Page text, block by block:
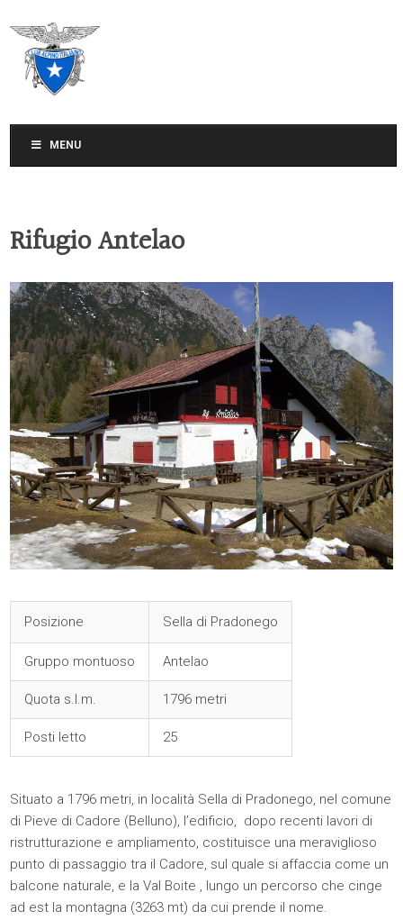
MENU
Rifugio Antelao
Posizione Sella di Pradonego
Gruppo montuoso Antelao
Quota s.l.m. 1796 metri
Posti letto 25
Situato a 1796 metri, in località Sella di Pradonego, nel comune
di Pieve di Cadore (Belluno), l’edificio, dopo recenti lavori di
ristrutturazione e ampliamento, costituisce una meraviglioso
punto di passaggio tra il Cadore, sul quale si affaccia come un
balcone naturale, e la Val Boite , lungo un percorso che cinge
ad est la montagna (3263 mt) da cui prende il nome.